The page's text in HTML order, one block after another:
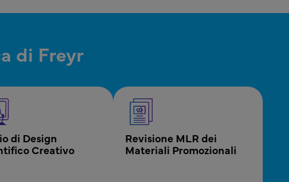
di Freyr
di Design
Creativo
Revisione MLR dei
Materiali Promozionali